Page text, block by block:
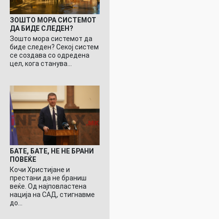
ЗОШТО МОРА СИСТЕМОТ
ДА БИДЕ СЛЕДЕН?
Зошто мора системот да
биде следен? Секој систем
се создава со одредена
цел, кога станува…
БАТЕ, БАТЕ, НЕ НЕ БРАНИ
ПОВЕЌЕ
Кочи Христијане и
престани да не браниш
веќе. Од најповластена
нација на САД, стигнавме
до…